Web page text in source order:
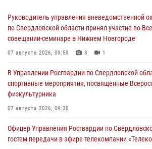
Руководитель управления вневедомственной
по Свердловской области принял участие во
совещании-семинаре в Нижнем Новгороде
07 августа 2026, 09:59 8 1
В Управлении Росгвардии по Свердловской
спортивные мероприятия, посвященные
физкультурника
07 августа 2026, 09:30
Офицер Управления Росгвардии по
гостем передачи в эфире телекомпании